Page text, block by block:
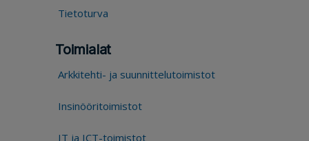
Tietoturva
Toimialat
Arkkitehti- ja suunnittelutoimistot
Insinööritoimistot
IT ja ICT-toimistot